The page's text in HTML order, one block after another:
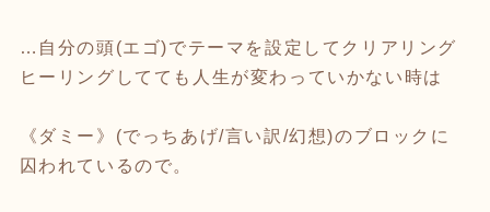
…自分の頭(エゴ)でテーマを設定してクリアリング
ヒーリングしてても人生が変わっていかない時は
《ダミー》(でっちあげ/言い訳/幻想)のブロックに
囚われているので。